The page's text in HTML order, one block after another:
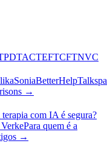
PDTACTEFTCFTNVC
SoniaBetterHelp
→
terapia com IA é segura?
Para quem é a
→